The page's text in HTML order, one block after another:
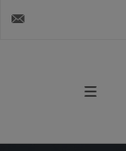
030 / 21 01 98 98